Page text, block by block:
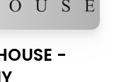
-